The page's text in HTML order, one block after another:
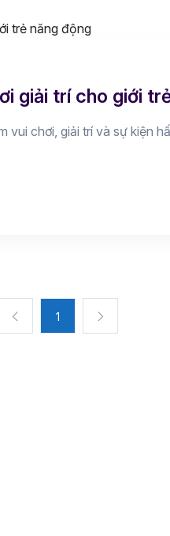
giải trí cho giới
vui chơi, giải trí và sự kiện
1